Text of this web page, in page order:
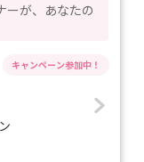
ーが、あなたの